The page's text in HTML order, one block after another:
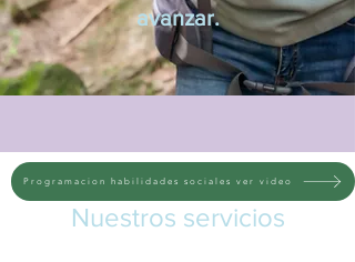
avanzar.
Nuestros servicios
Programacion habilidades sociales ver video